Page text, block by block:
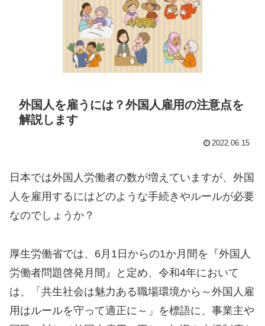
外国人を雇うには？外国人雇用の注意点を
解説します
2022.06.15
日本では外国人労働者の数が増えていますが、外国
人を雇用するにはどのような手続きやルールが必要
なのでしょうか？
厚生労働省では、6月1日からの1か月間を『外国人
労働者問題啓発月間』と定め、令和4年において
は、「共生社会は魅力ある職場環境から～外国人雇
用はルールを守って適正に～」を標語に、事業主や